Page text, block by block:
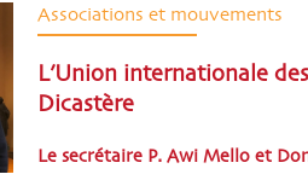
Associations et mouvements
L’Union internationale
Dicastère
Le secrétaire P. Awi Mello et